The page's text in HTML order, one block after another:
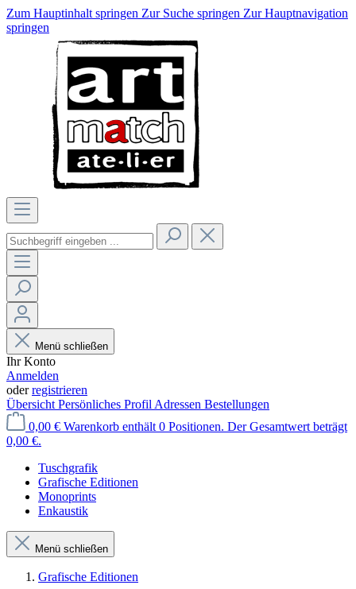
Zum Hauptinhalt springen Zur Suche springen Zur Hauptnavigation
springen
Menü schließen
Ihr Konto
Anmelden
oderregistrieren
Übersicht Persönliches Profil Adressen Bestellungen
0,00 € Warenkorb enthält 0 Positionen. Der Gesamtwert beträgt
0,00 €.
Tuschgrafik
Grafische Editionen
Monoprints
Enkaustik
Menü schließen
Grafische Editionen